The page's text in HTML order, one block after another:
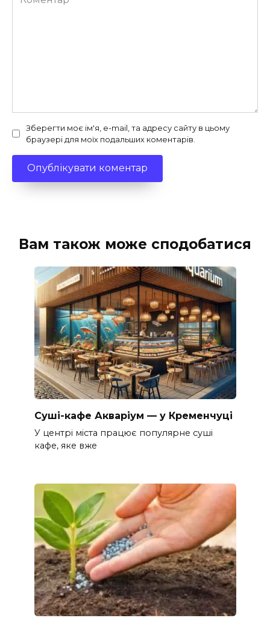
Зберегти моє ім'я, e-mail, та адресу сайту в цьому
браузері для моїх подальших коментарів.
Вам також може сподобатися
Суші-кафе Акваріум — у Кременчуці
У центрі міста працює популярне суші
кафе, яке вже